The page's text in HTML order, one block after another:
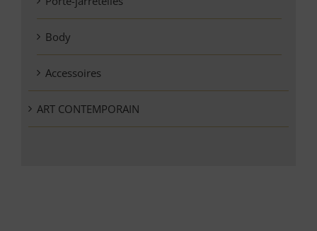
Body
Accessoires
ART CONTEMPORAIN